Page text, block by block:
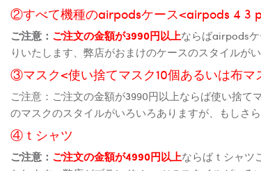
②すべて機種のairpodsケース<airpods 4 3
ご注意： ご注文の金額が3990円以上ならばairpods
りいたします、弊店がおまけのケースのスタイルが
③マスク<使い捨てマスク10個あるいは布マ
ご注意：ご注文の金額が3990円以上ならば使い捨
のマスクのスタイルがいろいろありますが、もしさ
④ｔシャツ
ご注意： ご注文の金額が4990円以上ならばｔシャツ